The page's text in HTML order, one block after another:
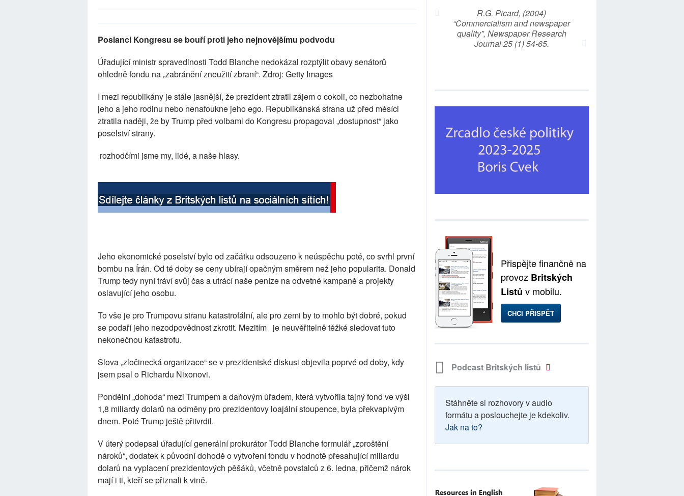
Poslanci Kongresu se bouří proti jeho nejnovějšímu podvodu
Úřadující ministr spravedlnosti Todd Blanche nedokázal rozptýlit obavy senátorů
ohledně fondu na „zabránění zneužití zbraní“. Zdroj: Getty Images
I mezi republikány je stále jasnější, že prezident ztratil zájem o cokoli, co nezbohatne
jeho a jeho rodinu nebo nenafoukne jeho ego. Republikánská strana už před měsíci
ztratila naději, že by Trump před volbami do Kongresu propagoval „dostupnost“ jako
poselství strany.
rozhodčími jsme my, lidé, a naše hlasy.
Jeho ekonomické poselství bylo od začátku odsouzeno k neúspěchu poté, co svrhl první
bombu na Írán. Od té doby se ceny ubírají opačným směrem než jeho popularita. Donald
Trump tedy nyní tráví svůj čas a utrácí naše peníze na odvetné kampaně a projekty
oslavující jeho osobu.
To vše je pro Trumpovu stranu katastrofální, ale pro zemi by to mohlo být dobré, pokud
se podaří jeho nezodpovědnost zkrotit. Mezitím je neuvěřitelně těžké sledovat tuto
nekonečnou katastrofu.
Slova „zločinecká organizace“ se v prezidentské diskusi objevila poprvé od doby, kdy
jsem psal o Richardu Nixonovi.
Pondělní „dohoda“ mezi Trumpem a daňovým úřadem, která vytvořila tajný fond ve výši
1,8 miliardy dolarů na odměny pro prezidentovy loajální stoupence, byla překvapivým
dnem. Poté Trump ještě přitvrdil.
V úterý podepsal úřadující generální prokurátor Todd Blanche formulář „zproštění
nároků“, dodatek k původní dohodě o vytvoření fondu v hodnotě přesahující miliardu
dolarů na vyplacení prezidentových pěšáků, včetně povstalců z 6. ledna, přičemž nárok
mají i ti, kteří se přiznali k vině.
R.G. Picard, (2004)
“Commercialism and newspaper
quality”, Newspaper Research
Journal 25 (1) 54-65.
Přispějte finančně na
provoz Britských
Listů v mobilu.
CHCI PŘISPĚT
Podcast Britských listů
Stáhněte si rozhovory v audio
formátu a poslouchejte je kdekoliv.
Jak na to?